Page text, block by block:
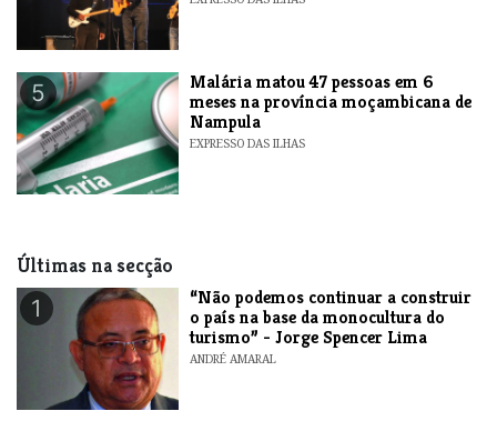
5
​Malária matou 47 pessoas em 6
meses na província moçambicana de
Nampula
EXPRESSO DAS ILHAS
Últimas na secção
1
“Não podemos continuar a construir
o país na base da monocultura do
turismo” - Jorge Spencer Lima
ANDRÉ AMARAL